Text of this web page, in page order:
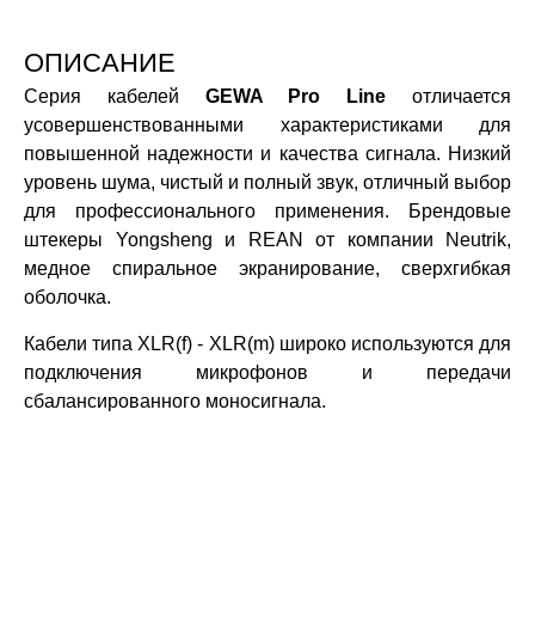
ОПИСАНИЕ
Серия кабелей GEWA Pro Line отличается
усовершенствованными характеристиками для
повышенной надежности и качества сигнала. Низкий
уровень шума, чистый и полный звук, отличный выбор
для профессионального применения. Брендовые
штекеры Yongsheng и REAN от компании Neutrik,
медное спиральное экранирование, сверхгибкая
оболочка.
Кабели типа XLR(f) - XLR(m) широко используются для
подключения микрофонов и передачи
сбалансированного моносигнала.